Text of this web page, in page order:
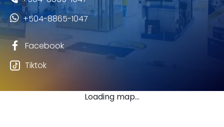
+504-8865-1047
Facebook
Tiktok
Loading map...